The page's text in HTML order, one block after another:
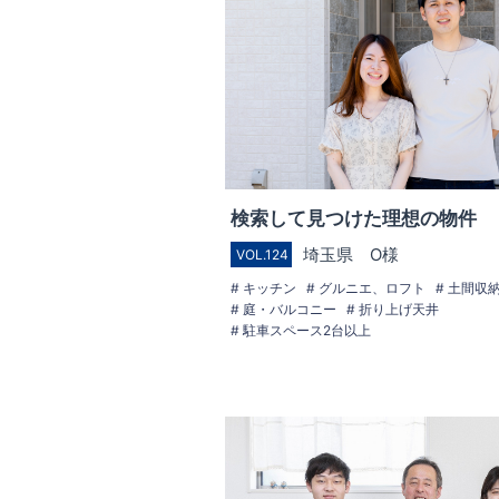
検索して見つけた理想の物件
VOL.124 埼玉県 O様
キッチン グルニエ、ロフト
土間収
庭・バルコニー
折り上げ天井
駐車スペース2台以上